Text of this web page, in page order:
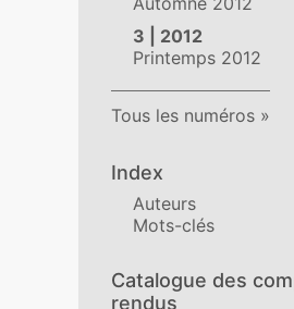
3 | 2012
Printemps 2012
Tous les numéros
Index
Auteurs
Mots-clés
Catalogue des
rendus